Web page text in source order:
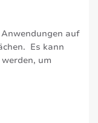
auf
Es kann
um